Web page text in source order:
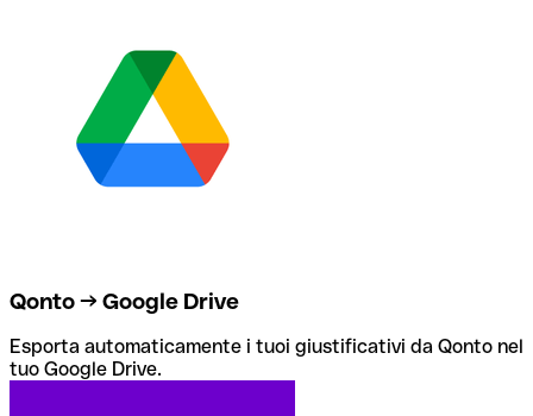
Qonto → Google Drive
Esporta automaticamente i tuoi giustificativi da Qonto nel
tuo Google Drive.